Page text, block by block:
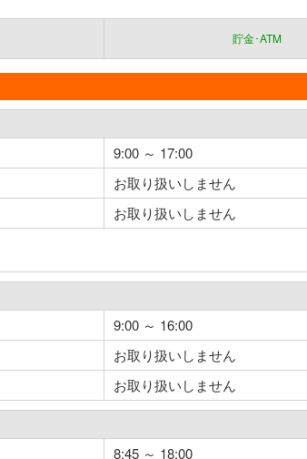
貯金･ATM
9:00 ～ 17:00
お取り扱いしません
お取り扱いしません
9:00 ～ 16:00
お取り扱いしません
お取り扱いしません
8:45 ～ 18:00